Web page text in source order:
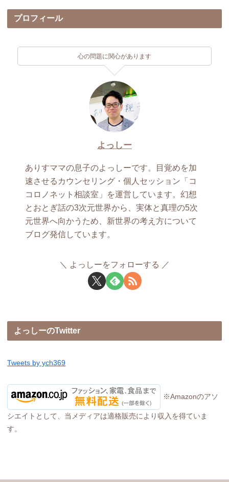
プロフィール
心の問題に関心があります
よっしー
ありすママの息子のよっしーです。目覚めを加
速させるカウンセリング・個人セッション「コ
コロノネット相談室」を運営しています。幻想
とおとぎ話の3次元世界から、実体と真理の5次
元世界へ向かうため、新世界の考え方について
ブログ発信しています。
よっしーをフォローする
よっしーのTwitter
Tweets by ych369
※Amazonのアソ
シエイトとして、当メディアは適格販売により収入を得ていま
す。